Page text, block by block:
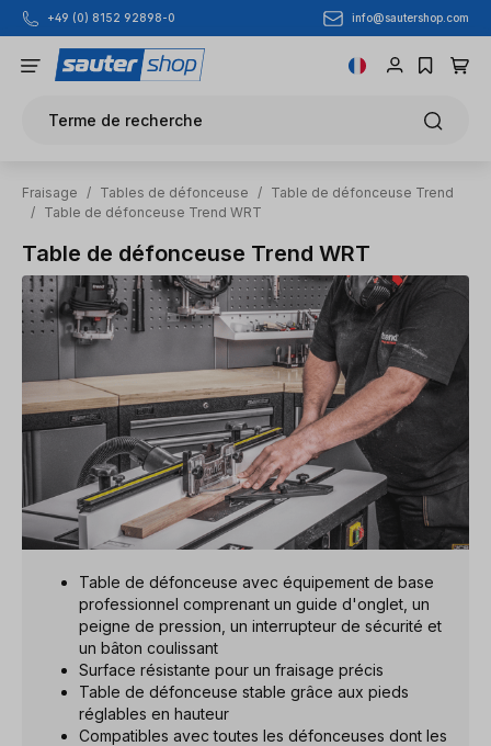
Passer au contenu principal
+49 (0) 8152 92898-0 info@sautershop.com
Terme de recherche
Fraisage / Tables de défonceuse / Table de défonceuse Trend
/ Table de défonceuse Trend WRT
Table de défonceuse Trend WRT
Table de défonceuse avec équipement de base
professionnel comprenant un guide d'onglet, un
peigne de pression, un interrupteur de sécurité et
un bâton coulissant
Surface résistante pour un fraisage précis
Table de défonceuse stable grâce aux pieds
réglables en hauteur
Compatibles avec toutes les défonceuses dont les